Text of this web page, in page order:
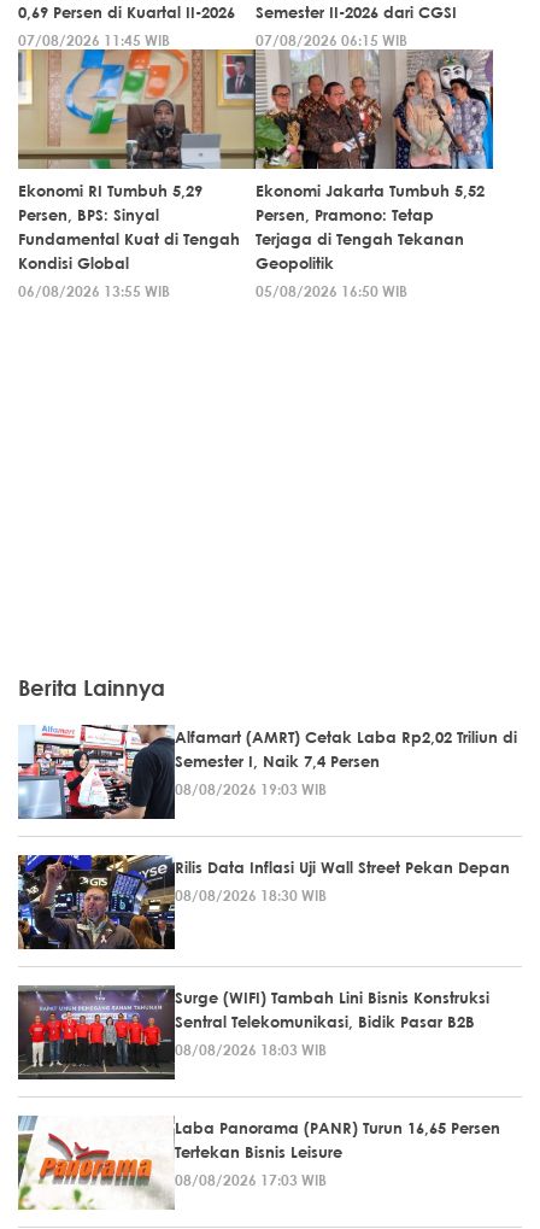
0,69 Persen di Kuartal II-2026
07/08/2026 11:45 WIB
Semester II-2026 dari CGSI
07/08/2026 06:15 WIB
Ekonomi RI Tumbuh 5,29
Persen, BPS: Sinyal
Fundamental Kuat di Tengah
Kondisi Global
06/08/2026 13:55 WIB
Ekonomi Jakarta Tumbuh 5,52
Persen, Pramono: Tetap
Terjaga di Tengah Tekanan
Geopolitik
05/08/2026 16:50 WIB
Berita Lainnya
Alfamart (AMRT) Cetak Laba Rp2,02 Triliun di
Semester I, Naik 7,4 Persen
08/08/2026 19:03 WIB
Rilis Data Inflasi Uji Wall Street Pekan Depan
08/08/2026 18:30 WIB
Surge (WIFI) Tambah Lini Bisnis Konstruksi
Sentral Telekomunikasi, Bidik Pasar B2B
08/08/2026 18:03 WIB
Laba Panorama (PANR) Turun 16,65 Persen
Tertekan Bisnis Leisure
08/08/2026 17:03 WIB